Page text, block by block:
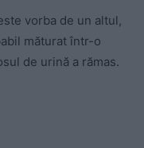
vorba de un altul,
măturat într-o
de urină a rămas.